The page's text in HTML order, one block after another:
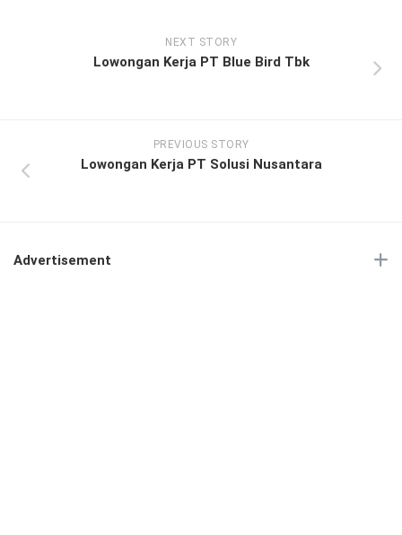
NEXT STORY
Lowongan Kerja PT Blue Bird Tbk
PREVIOUS STORY
Lowongan Kerja PT Solusi Nusantara
Advertisement